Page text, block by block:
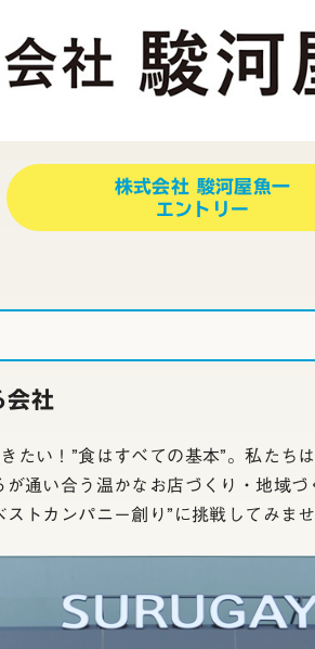
株式会社 駿河屋魚一
エントリー
会社
たい！”食はすべての基本”。私たち
通い合う温かなお店づくり・地域づ
トカンパニー創り”に挑戦してみま